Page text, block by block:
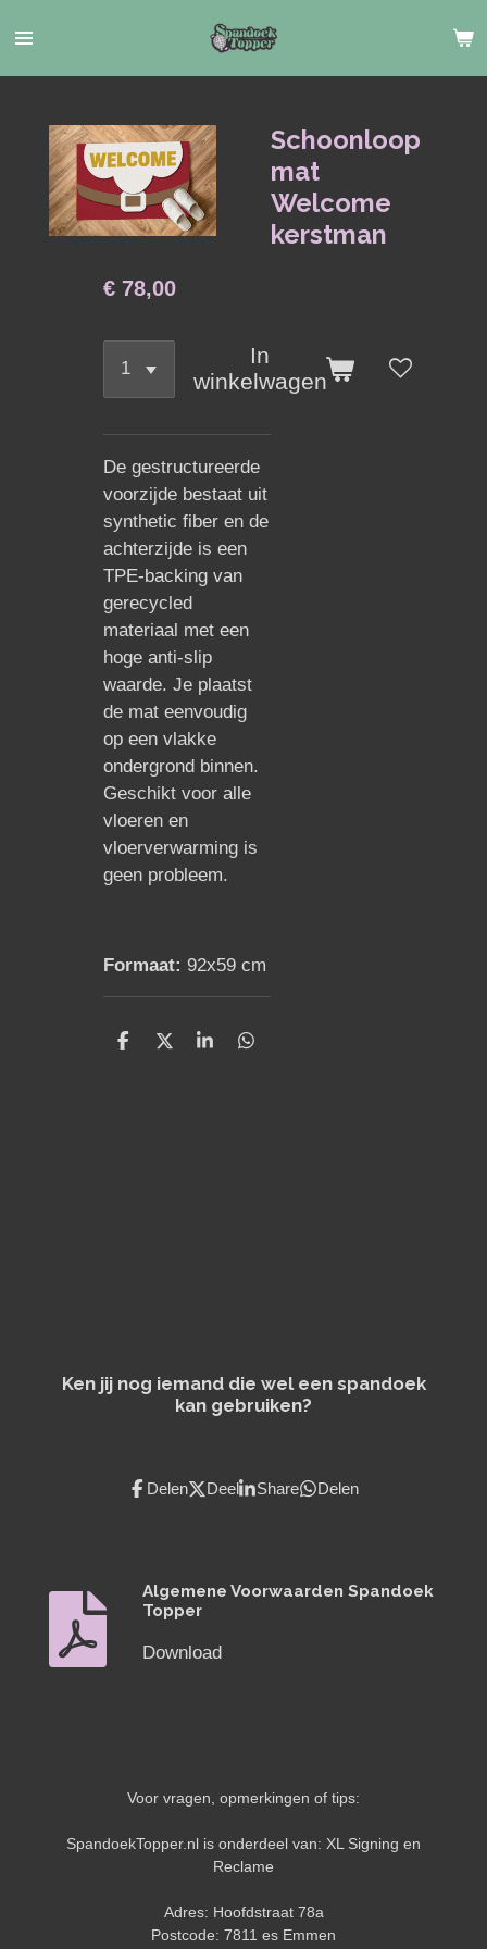
direct
naar
hoofdinhoud
Schoonloop
mat
Welcome
kerstman
€ 78,00
In
winkelwagen
De gestructureerde
voorzijde bestaat uit
synthetic fiber en de
achterzijde is een
TPE-backing van
gerecycled
materiaal met een
hoge anti-slip
waarde. Je plaatst
de mat eenvoudig
op een vlakke
ondergrond binnen.
Geschikt voor alle
vloeren en
vloerverwarming is
geen probleem.
Formaat: 92x59 cm
D
D
S
D
Ken jij nog iemand die wel een spandoek
kan gebruiken?
Delen Deel Share Delen
Algemene Voorwaarden Spandoek
Topper
Download
Voor vragen, opmerkingen of tips:
SpandoekTopper.nl is onderdeel van: XL Signing en
Reclame
Adres: Hoofdstraat 78a
Postcode: 7811 es Emmen